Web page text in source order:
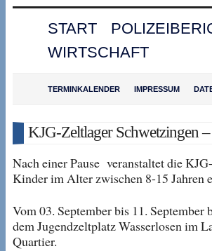
START
WIRTSCHAFT
TERMINKALENDER IMPRESSUM
KJG-Zeltlager Schwetzingen
Nach einer Pause veranstaltet die
Kinder im Alter zwischen 8-15 Jahren
Vom 03. September bis 11. September
dem Jugendzeltplatz Wasserlosen im
Quartier.